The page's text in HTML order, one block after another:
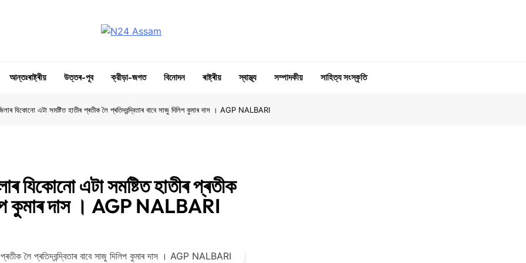
আন্তঃৰাষ্ট্ৰীয় উত্তৰ-পূব ক্রীড়া-জগত বিনোদন ৰাষ্ট্ৰীয় স্বাস্থ্য সম্পাদকীয় সাহিত্য সংস্কৃতি
জিলাৰ যিকোনো এটা সমষ্টিত হাতীৰ প্ৰতীক লৈ প্ৰতিদ্বন্দ্বিতাৰ বাবে সাজু দিলিপ কুমাৰ দাস । AGP NALBARI
যিকোনো এটা সমষ্টিত হাতীৰ প্ৰতীক
কুমাৰ দাস । AGP NALBARI